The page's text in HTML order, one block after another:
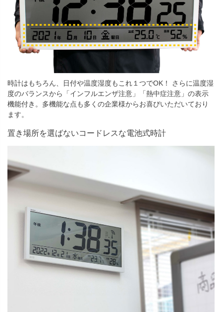
時計はもちろん、日付や温度湿度もこれ１つでOK！ さらに温度湿
度のバランスから「インフルエンザ注意」「熱中症注意」の表示
機能付き。多機能な点も多くの企業様からお喜びいただいており
ます。
置き場所を選ばないコードレスな電池式時計